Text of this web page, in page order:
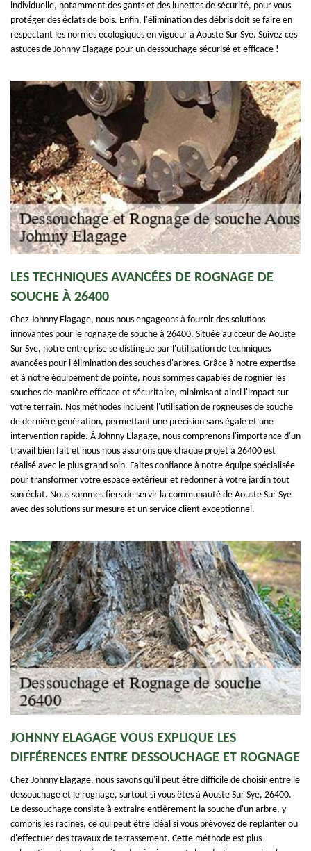
individuelle, notamment des gants et des lunettes de sécurité, pour vous
protéger des éclats de bois. Enfin, l'élimination des débris doit se faire en
respectant les normes écologiques en vigueur à Aouste Sur Sye. Suivez ces
astuces de Johnny Elagage pour un dessouchage sécurisé et efficace !
LES TECHNIQUES AVANCÉES DE ROGNAGE DE
SOUCHE À 26400
Chez Johnny Elagage, nous nous engageons à fournir des solutions
innovantes pour le rognage de souche à 26400. Située au cœur de Aouste
Sur Sye, notre entreprise se distingue par l'utilisation de techniques
avancées pour l'élimination des souches d'arbres. Grâce à notre expertise
et à notre équipement de pointe, nous sommes capables de rognier les
souches de manière efficace et sécuritaire, minimisant ainsi l'impact sur
votre terrain. Nos méthodes incluent l'utilisation de rogneuses de souche
de dernière génération, permettant une précision sans égale et une
intervention rapide. À Johnny Elagage, nous comprenons l'importance d'un
travail bien fait et nous nous assurons que chaque projet à 26400 est
réalisé avec le plus grand soin. Faites confiance à notre équipe spécialisée
pour transformer votre espace extérieur et redonner à votre jardin tout
son éclat. Nous sommes fiers de servir la communauté de Aouste Sur Sye
avec des solutions sur mesure et un service client exceptionnel.
JOHNNY ELAGAGE VOUS EXPLIQUE LES
DIFFÉRENCES ENTRE DESSOUCHAGE ET ROGNAGE
Chez Johnny Elagage, nous savons qu'il peut être difficile de choisir entre le
dessouchage et le rognage, surtout si vous êtes à Aouste Sur Sye, 26400.
Le dessouchage consiste à extraire entièrement la souche d'un arbre, y
compris les racines, ce qui peut être idéal si vous prévoyez de replanter ou
d'effectuer des travaux de terrassement. Cette méthode est plus